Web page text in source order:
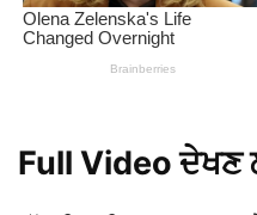
Full Video ਦੇਖਣ